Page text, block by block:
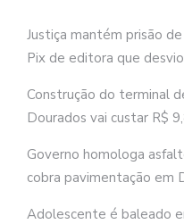
Justiça mantém prisão
Pix de editora que
Construção do terminal
Dourados vai custar R$
Governo homologa
cobra pavimentação em
Adolescente é baleado